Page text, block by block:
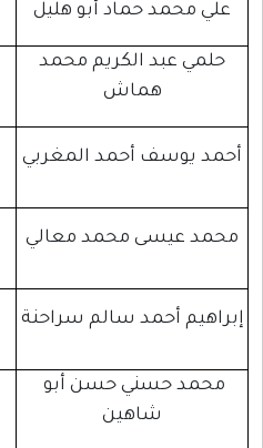
علي محمد حماد أبو هليل
حلمي عبد الكريم محمد
هماش
أحمد يوسف أحمد المغربي
محمد عيسى محمد معالي
إبراهيم أحمد سالم سراحنة
شاهين